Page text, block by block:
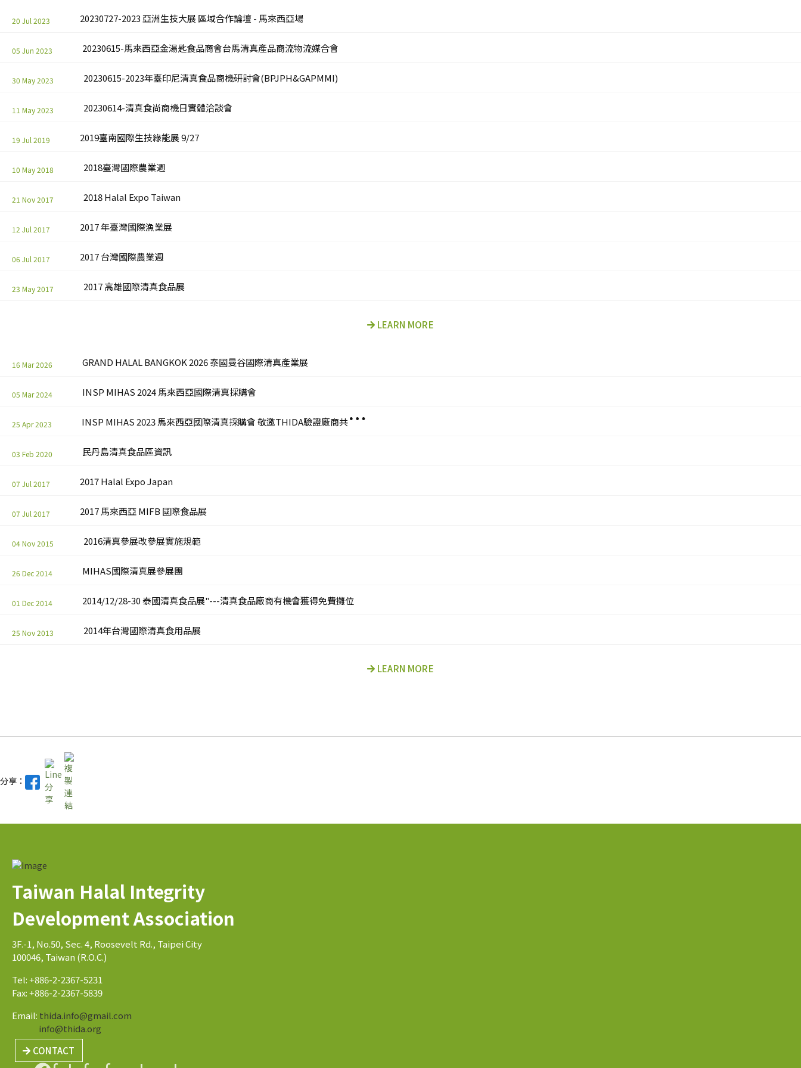
20230727-2023 亞洲生技大展 區域合作論壇 - 馬來西亞場
20 Jul 2023
20230615-馬來西亞金湯匙食品商會台馬清真產品商流物流媒合會
05 Jun 2023
20230615-2023年臺印尼清真食品商機研討會(BPJPH&GAPMMI)
30 May 2023
20230614-清真食尚商機日實體洽談會
11 May 2023
2019臺南國際生技綠能展 9/27
19 Jul 2019
2018臺灣國際農業週
10 May 2018
2018 Halal Expo Taiwan
21 Nov 2017
2017 年臺灣國際漁業展
12 Jul 2017
2017 台灣國際農業週
06 Jul 2017
2017 高雄國際清真食品展
23 May 2017
LEARN MORE
GRAND HALAL BANGKOK 2026 泰國曼谷國際清真產業展
16 Mar 2026
INSP MIHAS 2024 馬來西亞國際清真採購會
05 Mar 2024
I
NSP MIHAS 2023 馬來西亞國際清真採購會 敬邀THIDA驗證廠商共襄盛舉
25 Apr 2023
民丹島清真食品區資訊
03 Feb 2020
2017 Halal Expo Japan
07 Jul 2017
2017 馬來西亞 MIFB 國際食品展
07 Jul 2017
2016清真參展改參展實施規範
04 Nov 2015
MIHAS國際清真展參展團
26 Dec 2014
2014/12/28-30 泰國清真食品展"---清真食品廠商有機會獲得免費攤位
01 Dec 2014
2014年台灣國際清真食用品展
25 Nov 2013
LEARN MORE
分享：
Taiwan Halal Integrity
Development Association
3F.-1, No.50, Sec. 4, Roosevelt Rd., Taipei City
100046, Taiwan (R.O.C.)
Tel: +886-2-2367-5231
Fax: +886-2-2367-5839
Email: thida.info@gmail.com
info@thida.org
CONTACT